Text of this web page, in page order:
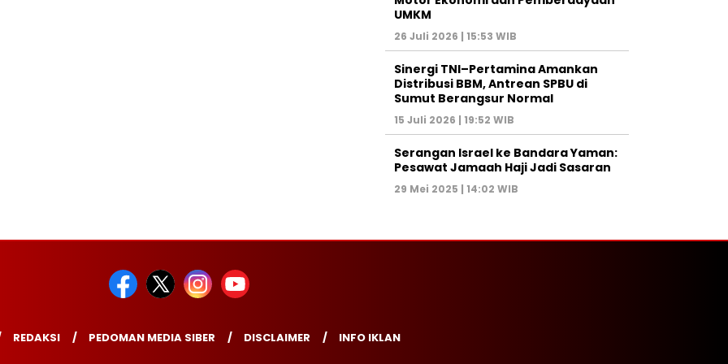
UMKM
26 Juli 2026 | 15:53 WIB
Sinergi TNI–Pertamina Amankan
Distribusi BBM, Antrean SPBU di
Sumut Berangsur Normal
15 Juli 2026 | 19:52 WIB
Serangan Israel ke Bandara Yaman:
Pesawat Jamaah Haji Jadi Sasaran
29 Mei 2025 | 14:02 WIB
REDAKSI PEDOMAN MEDIA SIBER DISCLAIMER INFO IKLAN